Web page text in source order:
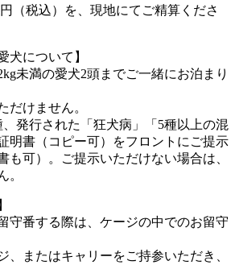
円（税込）を、現地にてご精算くださ
犬について】
未満の愛犬2頭までご一緒にお泊まり
だけません。
、発行された「狂犬病」「5種以上の混
明書（コピー可）をフロントにご提示
も可）。ご提示いただけない場合は、
。
守番する際は、ケージの中でのお留守
、またはキャリーをご持参いただき、